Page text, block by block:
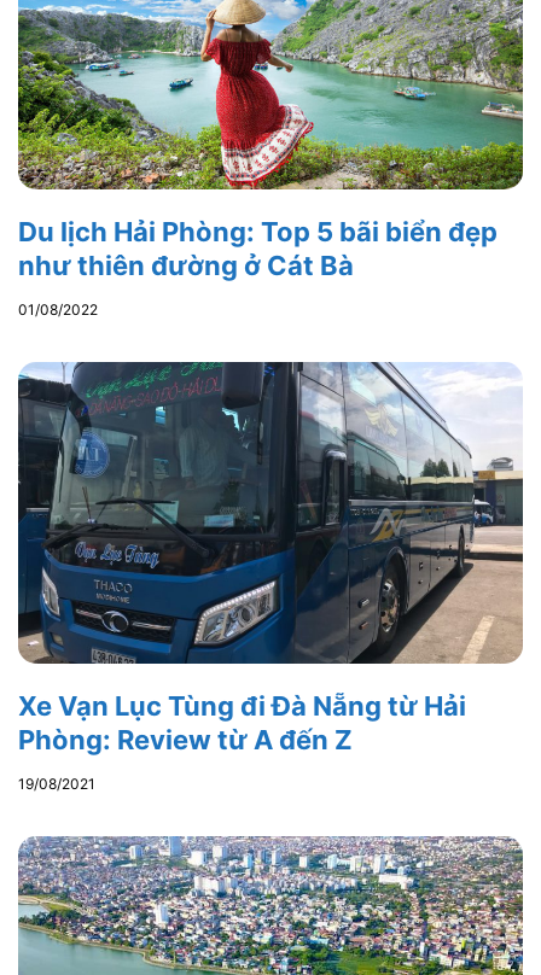
Du lịch Hải Phòng: Top 5 bãi biển đẹp
như thiên đường ở Cát Bà
01/08/2022
Xe Vạn Lục Tùng đi Đà Nẵng từ Hải
Phòng: Review từ A đến Z
19/08/2021